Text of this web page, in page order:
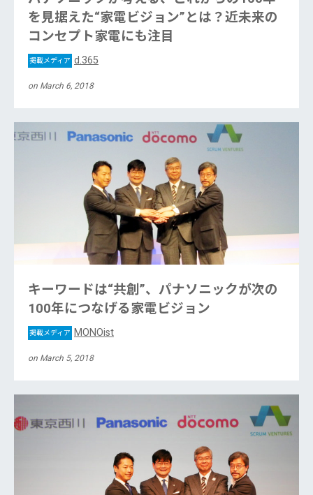
を見据えた“家電ビジョン”とは？近未来の
コンセプト家電にも注目
掲載メディア d.365
on March 6, 2018
キーワードは“共創”、パナソニックが次の
100年につなげる家電ビジョン
掲載メディア MONOist
on March 5, 2018